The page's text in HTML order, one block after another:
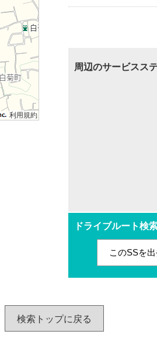
利用規約
周辺のサービスス
ドライブルート検
このSSを
検索トップに戻る